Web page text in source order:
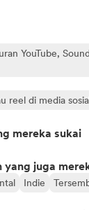
YouTube,
reel di media
mereka sukai
yang juga
Indie